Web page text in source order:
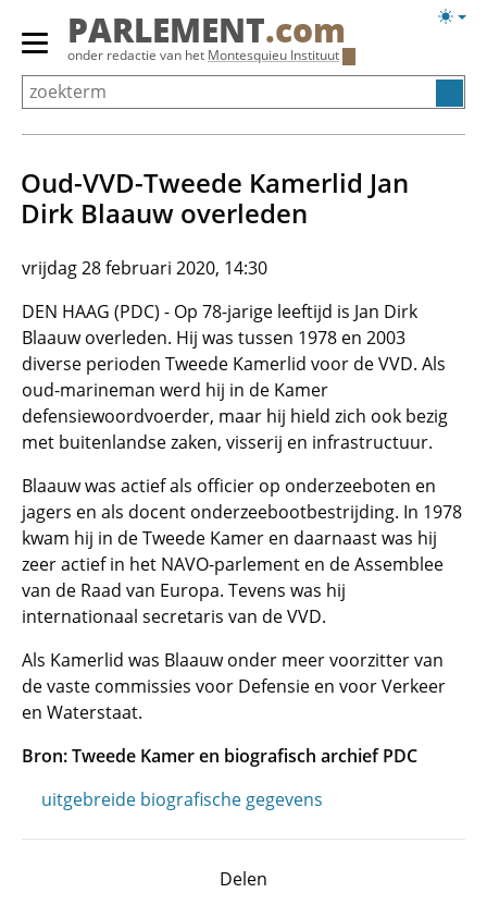
Overslaan
Primair
menu
tonen/verbergen
PARLEMENT.com
onder redactie van het Montesquieu Instituut
Oud-VVD-Tweede Kamerlid Jan
Dirk Blaauw overleden
vrijdag 28 februari 2020, 14:30
DEN HAAG (PDC) - Op 78-jarige leeftijd is Jan Dirk
Blaauw overleden. Hij was tussen 1978 en 2003
diverse perioden Tweede Kamerlid voor de VVD. Als
oud-marineman werd hij in de Kamer
defensiewoordvoerder, maar hij hield zich ook bezig
met buitenlandse zaken, visserij en infrastructuur.
Blaauw was actief als officier op onderzeeboten en
jagers en als docent onderzeebootbestrijding. In 1978
kwam hij in de Tweede Kamer en daarnaast was hij
zeer actief in het NAVO-parlement en de Assemblee
van de Raad van Europa. Tevens was hij
internationaal secretaris van de VVD.
Als Kamerlid was Blaauw onder meer voorzitter van
de vaste commissies voor Defensie en voor Verkeer
en Waterstaat.
Bron: Tweede Kamer en biografisch archief PDC
uitgebreide biografische gegevens
Delen